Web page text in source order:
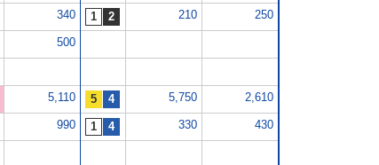
340 210 250
500
5,110 5,750 2,610
990 330 430